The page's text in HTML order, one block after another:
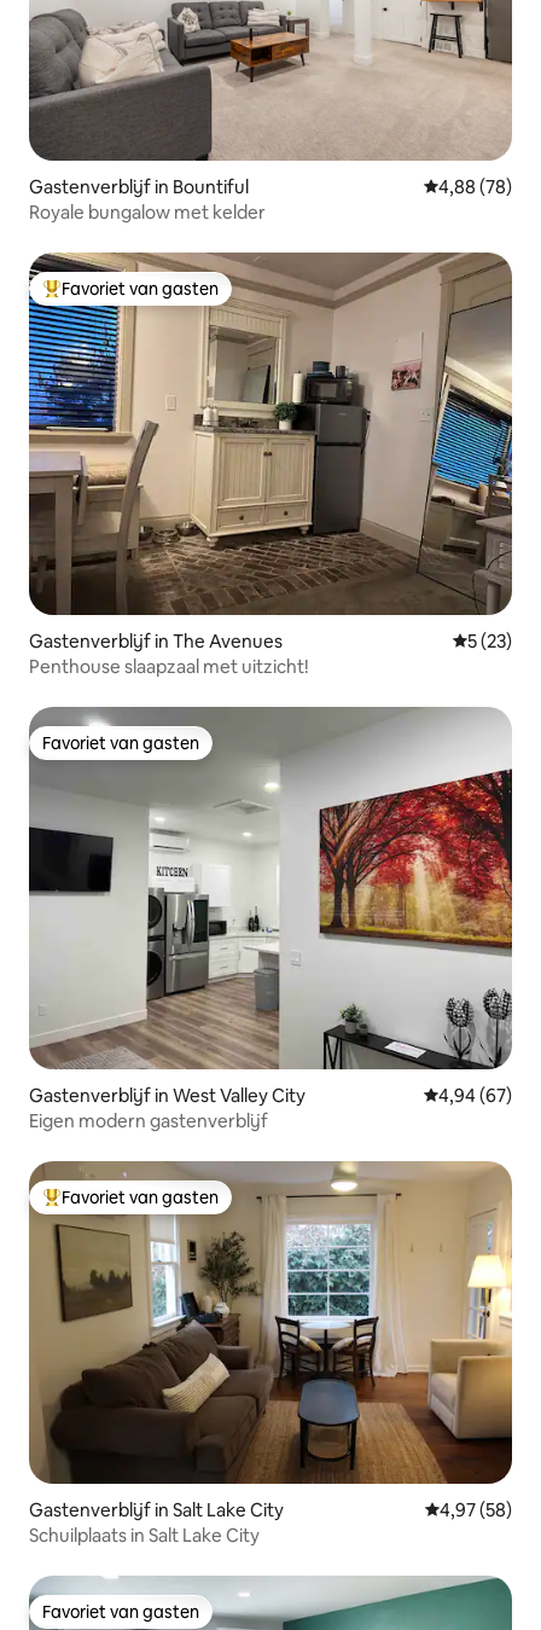
Gastenverblijf in Bountiful Gemiddelde
4,88 (78)
Royale bungalow met kelder
Topfavoriet van gasten
Favoriet van gasten
Gastenverblijf in The Avenues
5 (23)
Penthouse slaapzaal met uitzicht!
Favoriet van gasten
Favoriet van gasten
Gastenverblijf in West Valley City Gemiddelde
4,94 (67)
Eigen modern gastenverblijf
Topfavoriet van gasten
Favoriet van gasten
Gastenverblijf in Salt Lake City Gemiddelde
4,97 (58)
Schuilplaats in Salt Lake City
Favoriet van gasten
Favoriet van gasten